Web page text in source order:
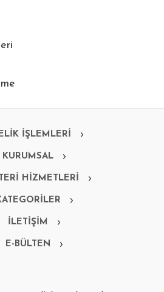
İŞLEMLERİ
KURUMSAL
HİZMETLERİ
İLETİŞİM
E-BÜLTEN